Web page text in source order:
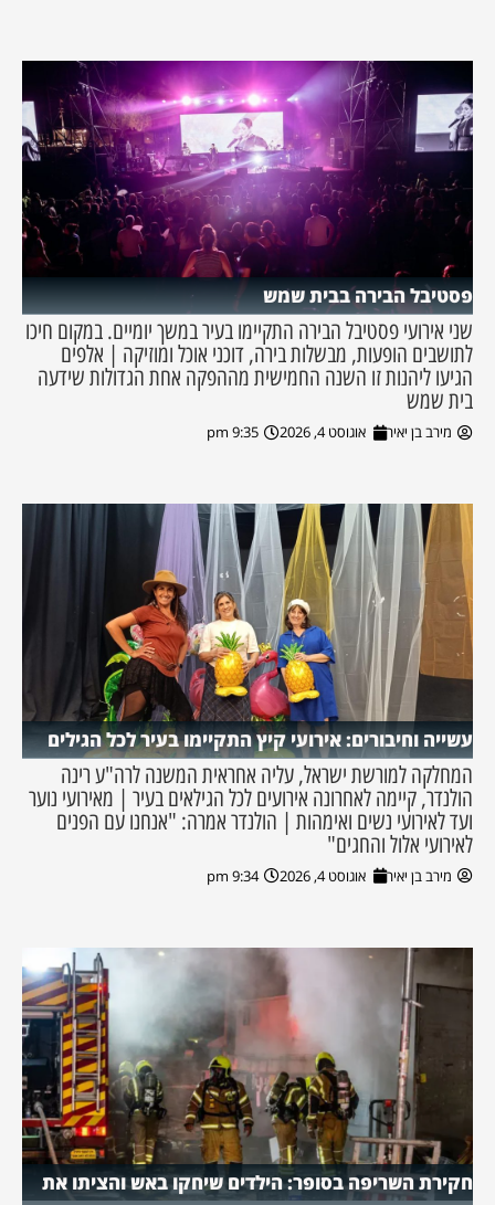
פסטיבל הבירה בבית שמש
שני אירועי פסטיבל הבירה התקיימו בעיר במשך יומיים. במקום חיכו
לתושבים הופעות, מבשלות בירה, דוכני אוכל ומוזיקה | אלפים
הגיעו ליהנות זו השנה החמישית מההפקה אחת הגדולות שידעה
בית שמש
מירב בן יאיר אוגוסט 4, 2026 9:35 pm
עשייה וחיבורים: אירועי קיץ התקיימו בעיר לכל הגילים
המחלקה למורשת ישראל, עליה אחראית המשנה לרה"ע רינה
הולנדר, קיימה לאחרונה אירועים לכל הגילאים בעיר | מאירועי נוער
ועד לאירועי נשים ואימהות | הולנדר אמרה: "אנחנו עם הפנים
לאירועי אלול והחגים"
מירב בן יאיר אוגוסט 4, 2026 9:34 pm
חקירת השריפה בסופר: הילדים שיחקו באש והציתו את